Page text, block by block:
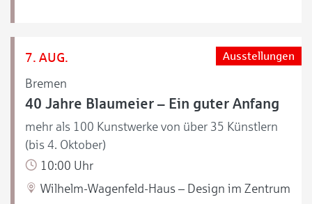
7. AUG.
Bremen
Ausstellungen
40 Jahre Blaumeier – Ein guter Anfang
mehr als 100 Kunstwerke von über 35 Künstlern
(bis 4. Oktober)
10:00 Uhr
Wilhelm-Wagenfeld-Haus – Design im Zentrum